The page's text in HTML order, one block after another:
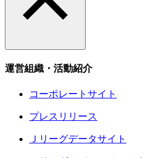
運営組織・活動紹介
コーポレートサイト
プレスリリース
Ｊリーグデータサイト